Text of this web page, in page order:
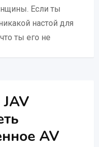
Если ты
настой для
ты его не
AV